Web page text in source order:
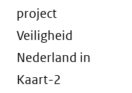
project
Veiligheid
Nederland in
Kaart-2